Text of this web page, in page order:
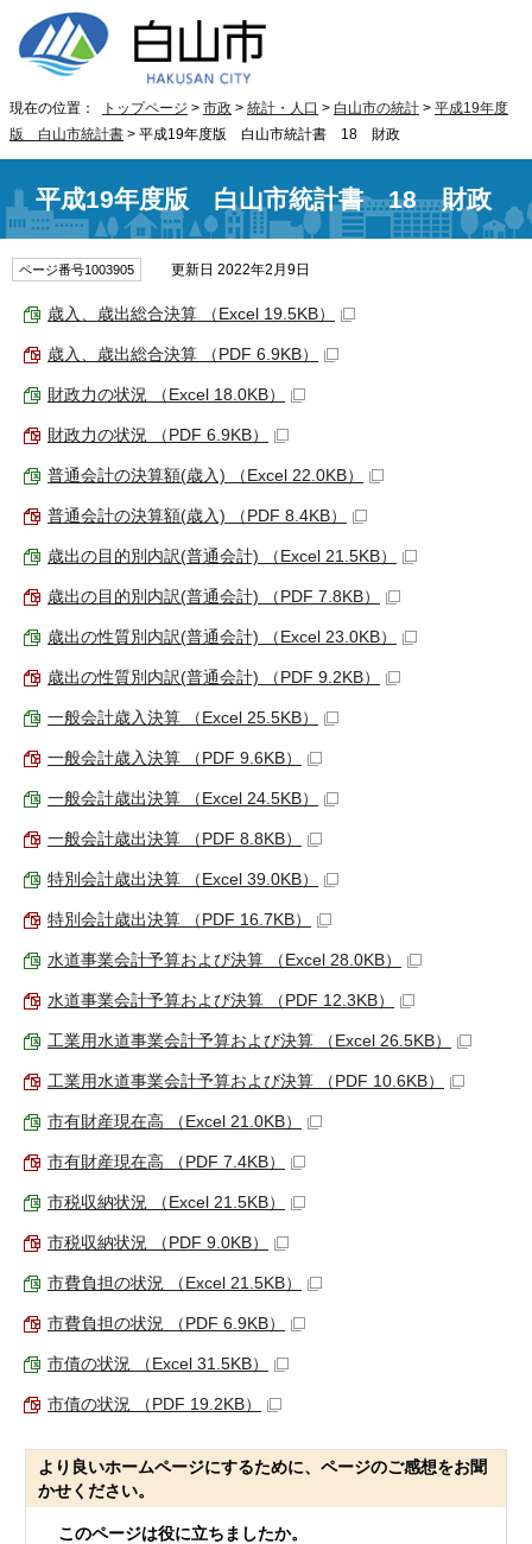
現在の位置： トップページ > 市政 > 統計・人口 > 白山市の統計 > 平成19年度
版 白山市統計書 > 平成19年度版 白山市統計書 18 財政
平成19年度版 白山市統計書 18 財政
ページ番号1003905 更新日 2022年2月9日
歳入、歳出総合決算 （Excel 19.5KB）
歳入、歳出総合決算 （PDF 6.9KB）
財政力の状況 （Excel 18.0KB）
財政力の状況 （PDF 6.9KB）
普通会計の決算額(歳入) （Excel 22.0KB）
普通会計の決算額(歳入) （PDF 8.4KB）
歳出の目的別内訳(普通会計) （Excel 21.5KB）
歳出の目的別内訳(普通会計) （PDF 7.8KB）
歳出の性質別内訳(普通会計) （Excel 23.0KB）
歳出の性質別内訳(普通会計) （PDF 9.2KB）
一般会計歳入決算 （Excel 25.5KB）
一般会計歳入決算 （PDF 9.6KB）
一般会計歳出決算 （Excel 24.5KB）
一般会計歳出決算 （PDF 8.8KB）
特別会計歳出決算 （Excel 39.0KB）
特別会計歳出決算 （PDF 16.7KB）
水道事業会計予算および決算 （Excel 28.0KB）
水道事業会計予算および決算 （PDF 12.3KB）
工業用水道事業会計予算および決算 （Excel 26.5KB）
工業用水道事業会計予算および決算 （PDF 10.6KB）
市有財産現在高 （Excel 21.0KB）
市有財産現在高 （PDF 7.4KB）
市税収納状況 （Excel 21.5KB）
市税収納状況 （PDF 9.0KB）
市費負担の状況 （Excel 21.5KB）
市費負担の状況 （PDF 6.9KB）
市債の状況 （Excel 31.5KB）
市債の状況 （PDF 19.2KB）
より良いホームページにするために、ページのご感想をお聞
かせください。
このページは役に立ちましたか。